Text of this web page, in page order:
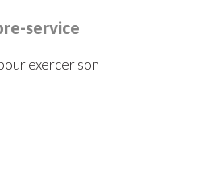
service
exercer son